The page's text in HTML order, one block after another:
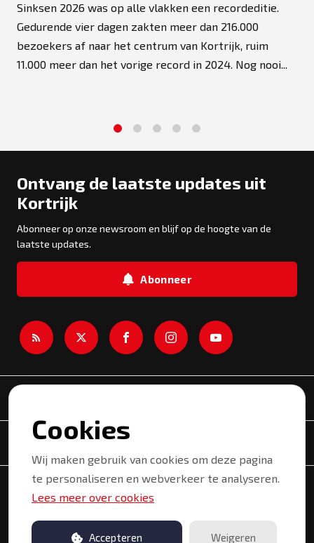
Sinksen 2026 was op alle vlakken een recordeditie.
Gedurende vier dagen zakten meer dan 216.000
bezoekers af naar het centrum van Kortrijk, ruim
11.000 meer dan het vorige record in 2024. Nog nooi...
Ontvang de laatste updates uit
Kortrijk
Abonneer op onze newsroom en blijf op de hoogte van de
laatste updates.
Abonneer
Onderwerpen
Copyright © 2026 Kortrijk. Alle rechten voorbehouden.
Privacyverklaring Gebruiksvoorwaarden
Cookies
Wij maken gebruik van cookies om deze pagina
te personaliseren en webverkeer te analyseren.
Lees meer over cookies
Accepteren Weigeren